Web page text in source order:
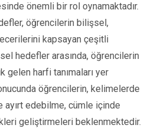
önemli bir rol oynamaktadır.
öğrencilerin bilişsel,
kapsayan çeşitli
hedefler arasında, öğrencilerin
gelen harfi tanımaları yer
öğrencilerin, kelimelerde
ayırt edebilme, cümle içinde
geliştirmeleri beklenmektedir.